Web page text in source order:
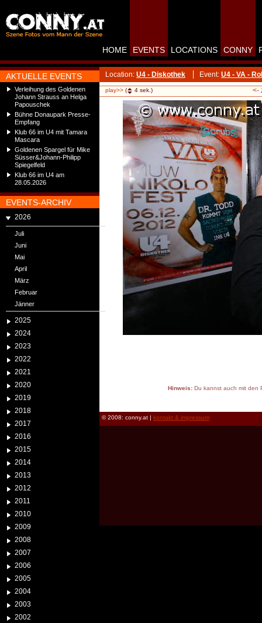
AKTUELLE EVENTS
Verleihung des Goldenen
Johann Strauss an Helga
Papouschek
Bühne Donaupark Presse-
Empfang
Klub 66 im U4 mit Tamara
Mascara
Goldenen Spargel für Mike
Süsser&Johann-Philipp
Spiegelfeld
Klub 66 im U4 am
28.05.2026
EVENTS-ARCHIV
2026
Juli
Juni
Mai
April
März
Februar
Jänner
2025
2024
2023
2022
2021
2020
2019
2018
2017
2016
2015
2014
2013
2012
2011
2010
2009
2008
2007
2006
2005
2004
2003
2002
HOME EVENTS LOCATIONS CONNY
Location: U4 - Diskothek Event: U4 - VA -
play>> ( 4 sek.) <-
Hinweis:Du kannst auch mit den
© 2008: conny.at | kontakt & impressum